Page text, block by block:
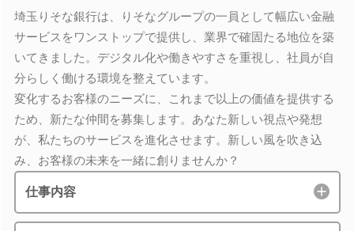
埼玉りそな銀行は、りそなグループの一員として幅広い金融
サービスをワンストップで提供し、業界で確固たる地位を築
いてきました。デジタル化や働きやすさを重視し、社員が自
分らしく働ける環境を整えています。
変化するお客様のニーズに、これまで以上の価値を提供する
ため、新たな仲間を募集します。あなた新しい視点や発想
が、私たちのサービスを進化させます。新しい風を吹き込
み、お客様の未来を一緒に創りませんか？
仕事内容